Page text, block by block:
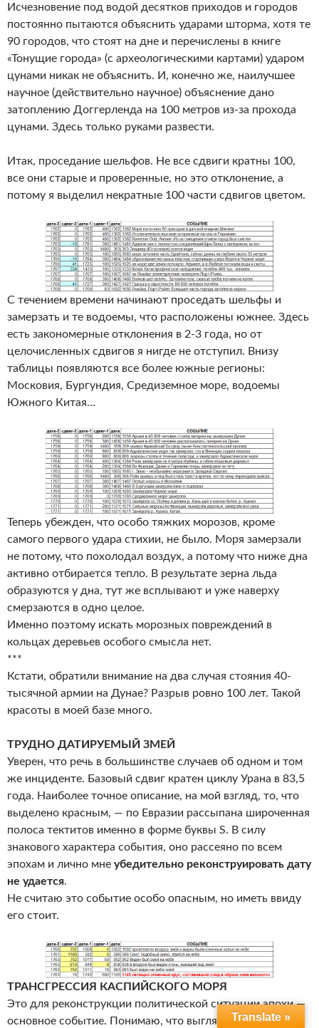
Исчезновение под водой десятков приходов и городов
постоянно пытаются объяснить ударами шторма, хотя те
90 городов, что стоят на дне и перечислены в книге
«Тонущие города» (с археологическими картами) ударом
цунами никак не объяснить. И, конечно же, наилучшее
научное (действительно научное) объяснение дано
затоплению Доггерленда на 100 метров из-за прохода
цунами. Здесь только руками развести.
Итак, проседание шельфов. Не все сдвиги кратны 100,
все они старые и проверенные, но это отклонение, а
потому я выделил некратные 100 части сдвигов цветом.
С течением времени начинают проседать шельфы и
замерзать и те водоемы, что расположены южнее. Здесь
есть закономерные отклонения в 2-3 года, но от
целочисленных сдвигов я нигде не отступил. Внизу
таблицы появляются все более южные регионы:
Московия, Бургундия, Средиземное море, водоемы
Южного Китая…
Теперь убежден, что особо тяжких морозов, кроме
самого первого удара стихии, не было. Моря замерзали
не потому, что похолодал воздух, а потому что ниже дна
активно отбирается тепло. В результате зерна льда
образуются у дна, тут же всплывают и уже наверху
смерзаются в одно целое.
Именно поэтому искать морозных повреждений в
кольцах деревьев особого смысла нет.
***
Кстати, обратили внимание на два случая стояния 40-
тысячной армии на Дунае? Разрыв ровно 100 лет. Такой
красоты в моей базе много.
ТРУДНО ДАТИРУЕМЫЙ ЗМЕЙ
Уверен, что речь в большинстве случаев об одном и том
же инциденте. Базовый сдвиг кратен циклу Урана в 83,5
года. Наиболее точное описание, на мой взгляд, то, что
выделено красным, — по Евразии рассыпана широченная
полоса тектитов именно в форме буквы S. В силу
знакового характера события, оно рассеяно по всем
эпохам и лично мне убедительно реконструировать дату
не удается.
Не считаю это событие особо опасным, но иметь ввиду
его стоит.
ТРАНСГРЕССИЯ КАСПИЙСКОГО МОРЯ
Это для реконструкции политической ситуации эпохи —
основное событие. Понимаю, что выгляжу несолидно,
Translate »